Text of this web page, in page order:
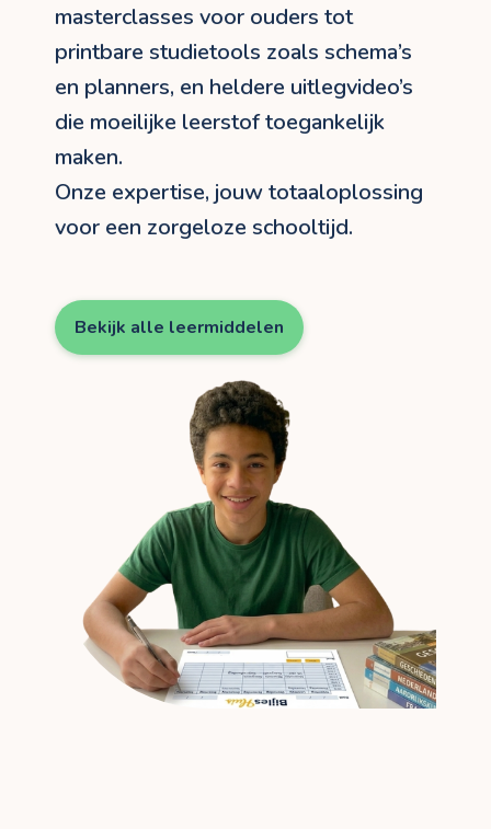
masterclasses voor ouders tot
printbare studietools zoals schema’s
en planners, en heldere uitlegvideo’s
die moeilijke leerstof toegankelijk
maken.
Onze expertise, jouw totaaloplossing
voor een zorgeloze schooltijd.
Bekijk alle leermiddelen